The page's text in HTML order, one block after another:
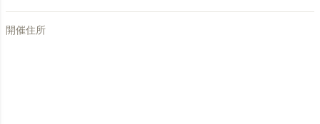
開催住所